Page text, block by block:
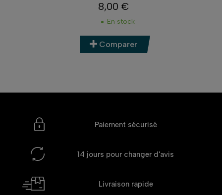
Prix
8,00 €
En stock
Comparer
Paiement sécurisé
14 jours pour changer d'avis
Livraison rapide